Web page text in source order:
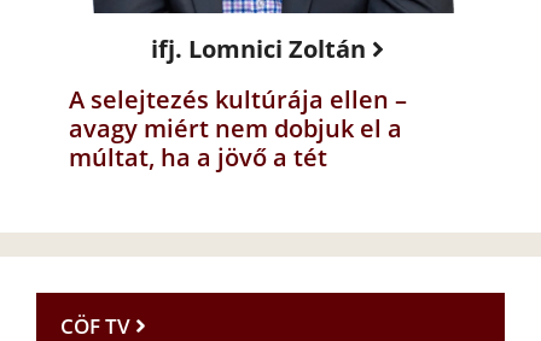
ifj. Lomnici Zoltán
A selejtezés kultúrája ellen –
avagy miért nem dobjuk el a
múltat, ha a jövő a tét
CÖF TV